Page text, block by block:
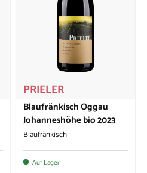
PRIELER
Blaufränkisch Oggau
Johanneshöhe bio 2023
Blaufränkisch
Auf Lager